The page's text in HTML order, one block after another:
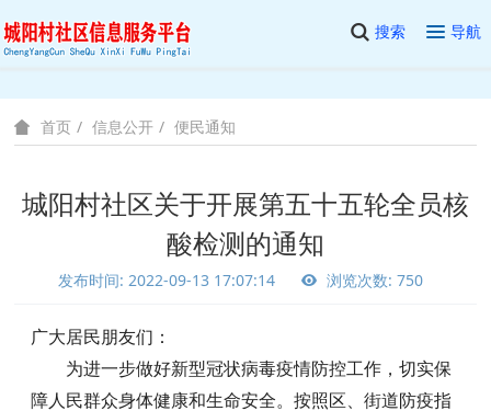
搜索 导航
首页 信息公开 便民通知
城阳村社区关于开展第五十五轮全员核
酸检测的通知
发布时间: 2022-09-13 17:07:14 浏览次数: 750
广大居民朋友们：
为进一步做好新型冠状病毒疫情防控工作，切实保
障人民群众身体健康和生命安全。按照区、街道防疫指